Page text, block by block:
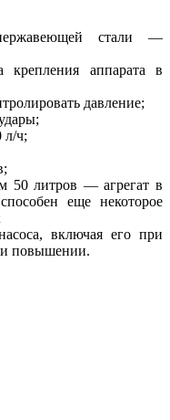
стали —
крепления аппарата в
давление;
л/ч;
50 литров — агрегат в
еще некоторое
включая его при
повышении.